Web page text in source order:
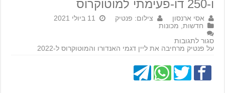
ו-250 דו-פעימתי למוטוקרוס
אסי ארנסון צילום: פנטיק
11 ביולי 2021
חדשות, מכונות
סגור לתגובות
על פנטיק מרחיבה את ליין דגמי האנדורו והמוטוקרוס ל-2022